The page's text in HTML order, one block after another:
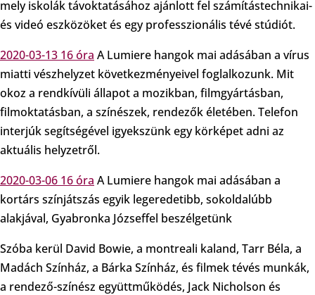
mely iskolák távoktatásához ajánlott fel számítástechnikai-
és videó eszközöket és egy professzionális tévé stúdiót.
2020-03-13 16 óra A Lumiere hangok mai adásában a vírus
miatti vészhelyzet következményeivel foglalkozunk. Mit
okoz a rendkívüli állapot a mozikban, filmgyártásban,
filmoktatásban, a színészek, rendezők életében. Telefon
interjúk segítségével igyekszünk egy körképet adni az
aktuális helyzetről.
2020-03-06 16 óra A Lumiere hangok mai adásában a
kortárs színjátszás egyik legeredetibb, sokoldalúbb
alakjával, Gyabronka Józseffel beszélgetünk
Szóba kerül David Bowie, a montreali kaland, Tarr Béla, a
Madách Színház, a Bárka Színház, és filmek tévés munkák,
a rendező-színész együttműködés, Jack Nicholson és